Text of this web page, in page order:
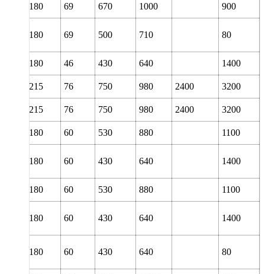
180 69 670 1000 900
180 69 500 710 80
180 46 430 640 1400
215 76 750 980 2400 3200
215 76 750 980 2400 3200
180 60 530 880 1100
180 60 430 640 1400
180 60 530 880 1100
180 60 430 640 1400
180 60 430 640 80